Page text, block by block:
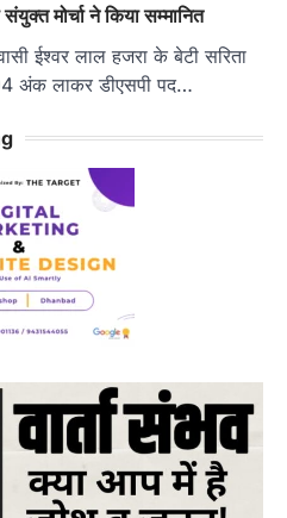
मोर्चा ने किया सम्मानित
ईश्वर लाल हजरा के बेटी सरिता
अंक लाकर डीएसपी पद…